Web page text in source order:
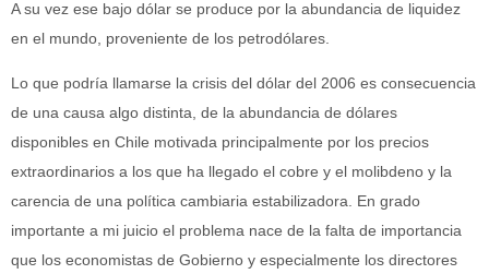
A su vez ese bajo dólar se produce por la abundancia de liquidez
en el mundo, proveniente de los petrodólares.
Lo que podría llamarse la crisis del dólar del 2006 es consecuencia
de una causa algo distinta, de la abundancia de dólares
disponibles en Chile motivada principalmente por los precios
extraordinarios a los que ha llegado el cobre y el molibdeno y la
carencia de una política cambiaria estabilizadora. En grado
importante a mi juicio el problema nace de la falta de importancia
que los economistas de Gobierno y especialmente los directores